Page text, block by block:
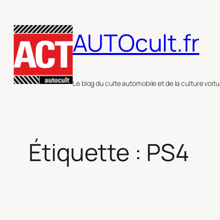
au
contenu
AUTOcult.fr
Le blog du culte automobile et de la culture
Étiquette : PS4